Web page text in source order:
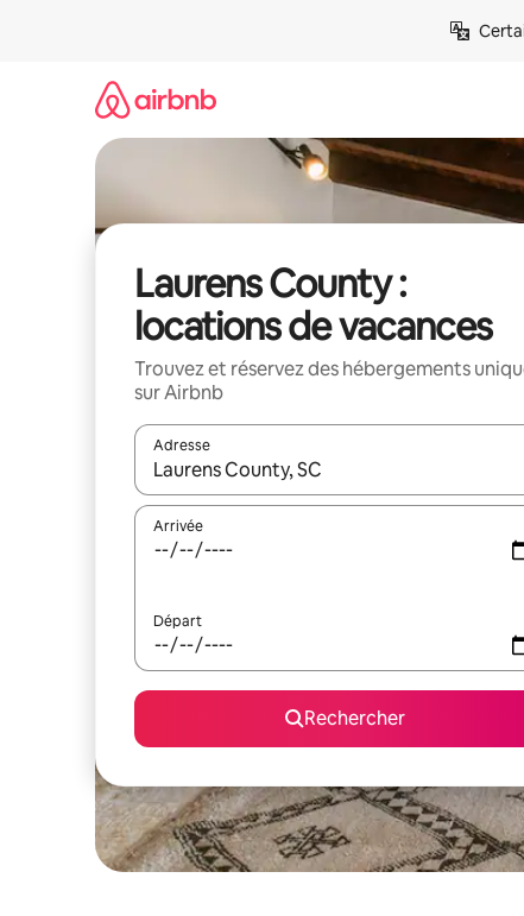
Laurens County :
locations de vacances
Trouvez et réservez des hébergements
sur Airbnb
Adresse
Lorsque les résultats s'affichent, utilisez les
Arrivée
Départ
Rechercher